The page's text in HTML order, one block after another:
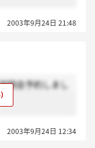
2003年9月24日 21:48
明会予約しまし
2003年9月24日 12:34